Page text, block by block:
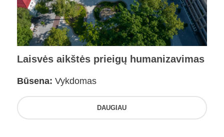
Laisvės aikštės prieigų humanizavimas
Būsena: Vykdomas
DAUGIAU